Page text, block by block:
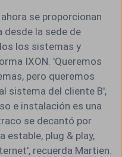
se proporcionan
desde la sede de
los sistemas y
IXON. 'Queremos
pero queremos
sistema del cliente B',
e instalación es una
se decantó por
estable, plug & play,
recuerda Martien.